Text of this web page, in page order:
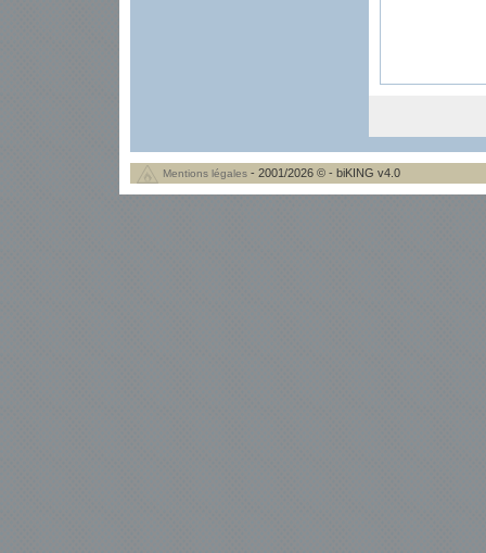
Mentions légales - 2001/2026 © - biKING v4.0